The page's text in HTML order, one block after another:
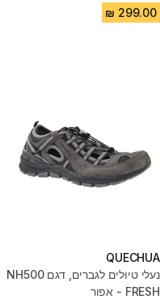
QUECHUA
נעלי טיולים לגברים, דגם NH500
FRESH - אפור